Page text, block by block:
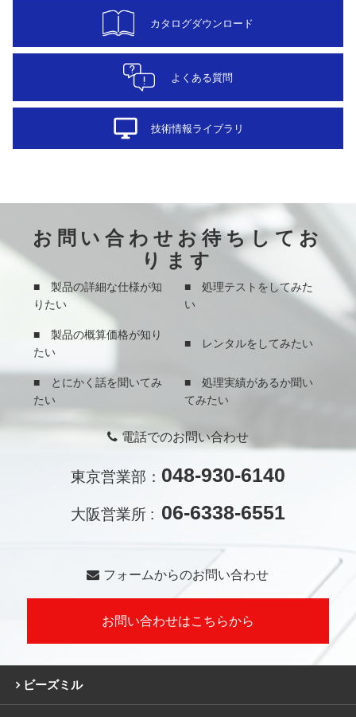
カタログダウンロード
よくある質問
desktop_windows 技術情報ライブラリ
お問い合わせお待ちしてお
ります
■ 製品の詳細な仕様が知
りたい
■ 処理テストをしてみた
い
■ 製品の概算価格が知り
たい
■ レンタルをしてみたい
■ とにかく話を聞いてみ
たい
■ 処理実績があるか聞い
てみたい
電話でのお問い合わせ
東京営業部： 048-930-6140
大阪営業所 : 06-6338-6551
フォームからのお問い合わせ
お問い合わせはこちらから
ビーズミル